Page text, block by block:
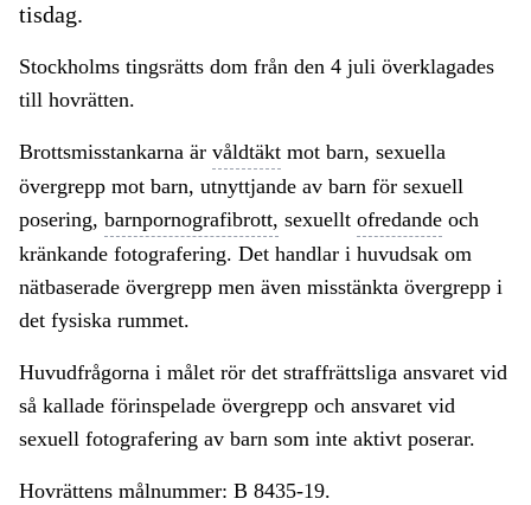
tisdag.
Stockholms tingsrätts dom från den 4 juli överklagades
till hovrätten.
Brottsmisstankarna är våldtäkt mot barn, sexuella
övergrepp mot barn, utnyttjande av barn för sexuell
posering, barnpornografibrott, sexuellt ofredande och
kränkande fotografering. Det handlar i huvudsak om
nätbaserade övergrepp men även misstänkta övergrepp i
det fysiska rummet.
Huvudfrågorna i målet rör det straffrättsliga ansvaret vid
så kallade förinspelade övergrepp och ansvaret vid
sexuell fotografering av barn som inte aktivt poserar.
Hovrättens målnummer: B 8435-19.